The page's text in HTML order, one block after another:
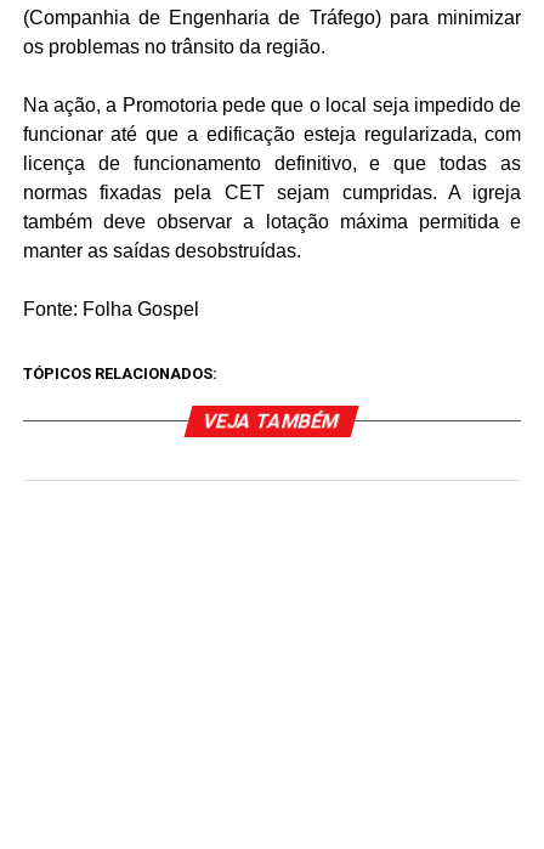
(Companhia de Engenharia de Tráfego) para minimizar
os problemas no trânsito da região.
Na ação, a Promotoria pede que o local seja impedido de
funcionar até que a edificação esteja regularizada, com
licença de funcionamento definitivo, e que todas as
normas fixadas pela CET sejam cumpridas. A igreja
também deve observar a lotação máxima permitida e
manter as saídas desobstruídas.
Fonte: Folha Gospel
TÓPICOS RELACIONADOS:
VEJA TAMBÉM